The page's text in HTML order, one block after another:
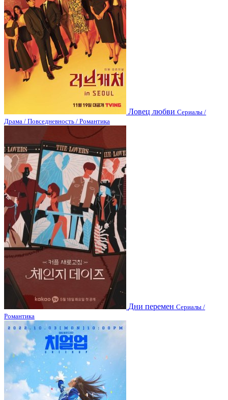
Ловец любви Сериалы /
Драма / Повседневность / Романтика
Дни перемен Сериалы /
Романтика